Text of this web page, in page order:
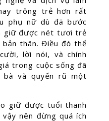
trông trẻ hơn rất
phụ nữ dù đã bước
giữ được nét tươi trẻ
thân. Điều đó thể
lời nói, và chính
trong cuộc sống đã
và quyến rũ một
giữ được tuổi thanh
nên đừng quá ích